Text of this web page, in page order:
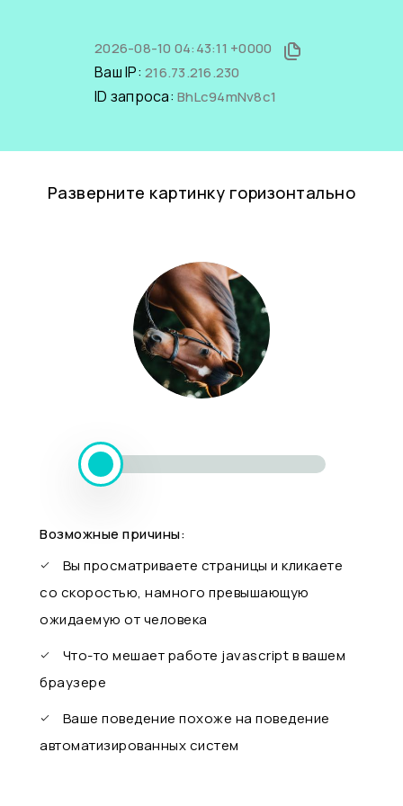
2026-08-10 04:43:11 +0000
Ваш IP: 216.73.216.230
ID запроса: BhLc94mNv8c1
Разверните картинку горизонтально
Возможные причины:
Вы просматриваете страницы и кликаете
со скоростью, намного превышающую
ожидаемую от человека
Что-то мешает работе javascript в вашем
браузере
Ваше поведение похоже на поведение
автоматизированных систем